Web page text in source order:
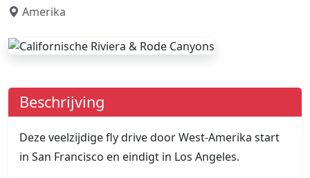
Amerika
Beschrijving
Deze veelzijdige fly drive door West-Amerika start
in San Francisco en eindigt in Los Angeles.